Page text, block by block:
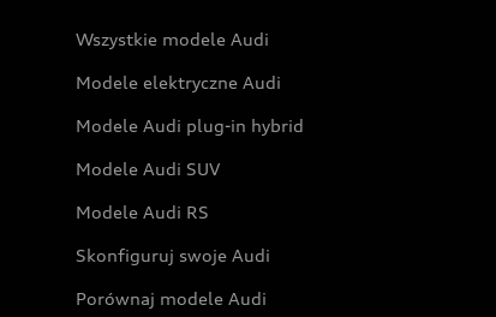
Wszystkie modele Audi
Modele elektryczne Audi
Modele Audi plug-in hybrid
Modele Audi SUV
Modele Audi RS
Skonfiguruj swoje Audi
Porównaj modele Audi